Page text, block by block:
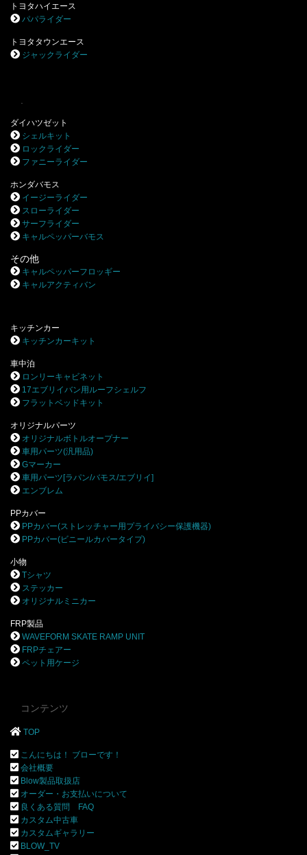
トヨタハイエース
パパライダー
トヨタタウンエース
ジャックライダー
.
ダイハツゼット
シェルキット
ロックライダー
ファニーライダー
ホンダバモス
イージーライダー
スローライダー
サーフライダー
キャルペッパーバモス
その他
キャルペッパーフロッギー
キャルアクティバン
キッチンカー
キッチンカーキット
車中泊
ロンリーキャビネット
17エブリイバン用ルーフシェルフ
フラットベッドキット
オリジナルパーツ
オリジナルボトルオープナー
車用パーツ(汎用品)
Gマーカー
車用パーツ[ラパン/バモス/エブリイ]
エンブレム
PPカバー
PPカバー(ストレッチャー用プライバシー保護機器)
PPカバー(ビニールカバータイプ)
小物
Tシャツ
ステッカー
オリジナルミニカー
FRP製品
WAVEFORM SKATE RAMP UNIT
FRPチェアー
ペット用ケージ
コンテンツ
TOP
こんにちは！ ブローです！
会社概要
Blow製品取扱店
オーダー・お支払いについて
良くある質問 FAQ
カスタム中古車
カスタムギャラリー
BLOW_TV